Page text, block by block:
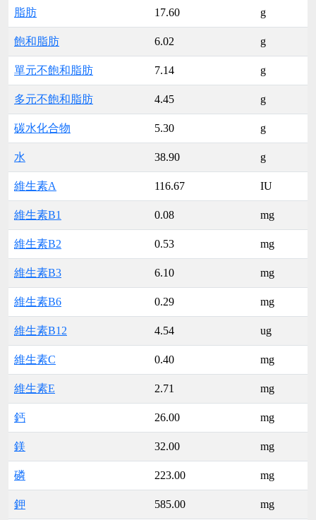
脂肪 17.60 g
飽和脂肪 6.02 g
單元不飽和脂肪 7.14 g
多元不飽和脂肪 4.45 g
碳水化合物 5.30 g
水 38.90 g
維生素A 116.67 IU
維生素B1 0.08 mg
維生素B2 0.53 mg
維生素B3 6.10 mg
維生素B6 0.29 mg
維生素B12 4.54 ug
維生素C 0.40 mg
維生素E 2.71 mg
鈣 26.00 mg
鎂 32.00 mg
磷 223.00 mg
鉀 585.00 mg